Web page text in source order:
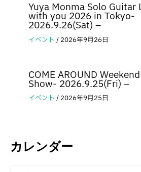
Yuya Monma Solo Guitar
with you 2026 in Tokyo-
2026.9.26(Sat) –
イベント / 2026年9月26日
COME AROUND
Show- 2026.9.25(Fri) –
イベント / 2026年9月25日
カレンダー